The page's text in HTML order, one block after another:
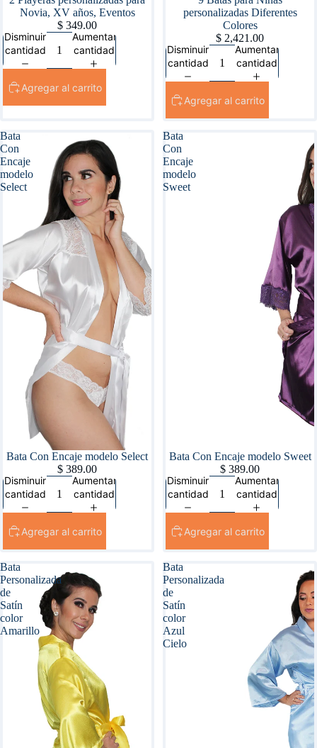
Novia, XV años, Eventos
$ 349.00
Disminuir
cantidad
Aumentar
cantidad
Agregar al carrito
personalizadas Diferentes
Colores
$ 2,421.00
Disminuir
cantidad
Aumentar
cantidad
Agregar al carrito
Bata
Con
Encaje
modelo
Select
Bata Con Encaje modelo Select
$ 389.00
Disminuir
cantidad
Aumentar
cantidad
Agregar al carrito
Bata
Con
Encaje
modelo
Sweet
Bata Con Encaje modelo Sweet
$ 389.00
Disminuir
cantidad
Aumentar
cantidad
Agregar al carrito
Bata
Personalizada
de
Satín
color
Amarillo
Bata
Personalizada
de
Satín
color
Azul
Cielo